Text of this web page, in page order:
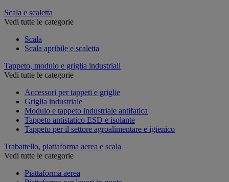
Scala e scaletta
Vedi tutte le categorie
Scala
Scala apribile e scaletta
Tappeto, modulo e griglia industriali
Vedi tutte le categorie
Accessori per tappeti e griglie
Griglia industriale
Modulo e tappeto industriale antifatica
Tappeto antistatico ESD e isolante
Tappeto per il settore agroalimentare e igienico
Trabattello, piattaforma aerea e scala
Vedi tutte le categorie
Piattaforma aerea